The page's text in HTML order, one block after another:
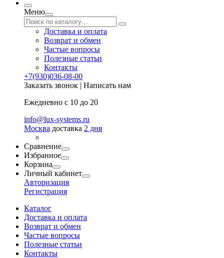
Меню
Доставка и оплата
Возврат и обмен
Частые вопросы
Полезные статьи
Контакты
+7(930)036-08-00
Заказать звонок | Написать нам
Ежедневно с 10 до 20
info@lux-systems.ru
Москва доставка 2 дня
Сравнение
Избранное
Корзина
Личный кабинет
Авторизация
Регистрация
Каталог
Доставка и оплата
Возврат и обмен
Частые вопросы
Полезные статьи
Контакты